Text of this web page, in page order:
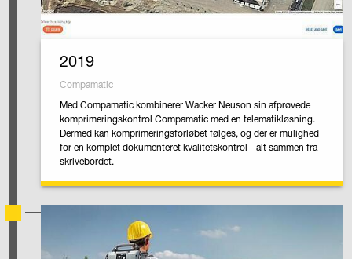
2019
Compamatic
Med Compamatic kombinerer Wacker Neuson sin afprøvede
komprimeringskontrol Compamatic med en telematikløsning.
Dermed kan komprimeringsforløbet følges, og der er mulighed
for en komplet dokumenteret kvalitetskontrol - alt sammen fra
skrivebordet.